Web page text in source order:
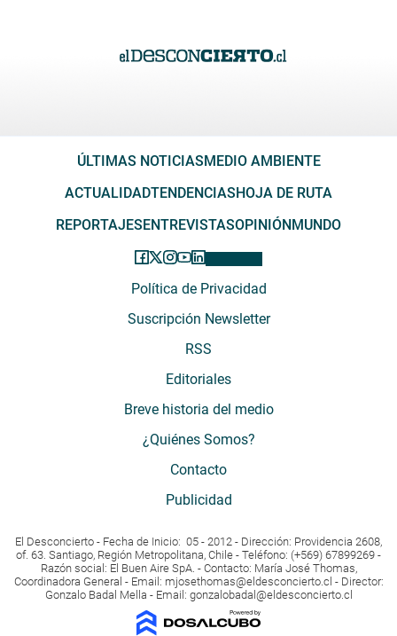
ÚLTIMAS NOTICIASMEDIO AMBIENTE
ACTUALIDADTENDENCIASHOJA DE RUTA
REPORTAJESENTREVISTASOPINIÓNMUNDO
Política de Privacidad
Suscripción Newsletter
RSS
Editoriales
Breve historia del medio
¿Quiénes Somos?
Contacto
Publicidad
El Desconcierto - Fecha de Inicio: 05 - 2012 - Dirección: Providencia 2608,
of. 63. Santiago, Región Metropolitana, Chile - Teléfono: (+569) 67899269 -
Razón social: El Buen Aire SpA. - Contacto: María José Thomas,
Coordinadora General - Email: mjosethomas@eldesconcierto.cl - Director:
Gonzalo Badal Mella - Email: gonzalobadal@eldesconcierto.cl